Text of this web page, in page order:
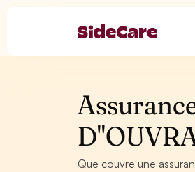
Que couvre une